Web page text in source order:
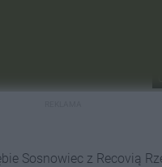
Sosnowiec z Recovią